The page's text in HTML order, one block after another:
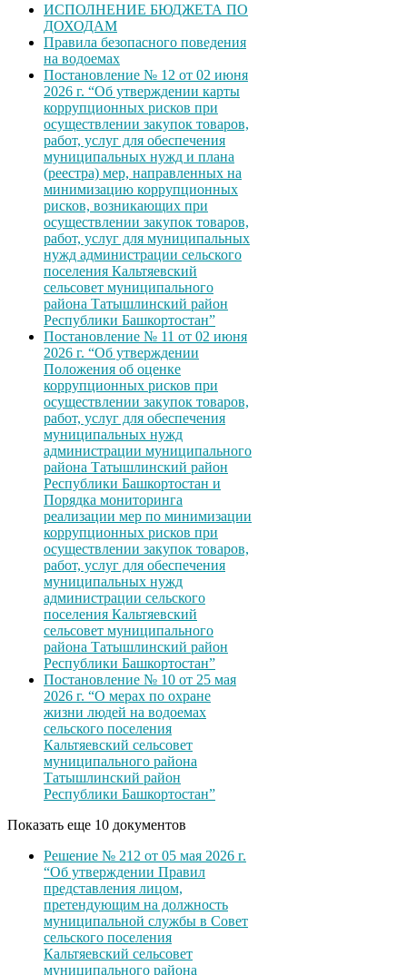
ИСПОЛНЕНИЕ БЮДЖЕТА ПО
ДОХОДАМ
Правила безопасного поведения
на водоемах
Постановление № 12 от 02 июня
2026 г. “Об утверждении карты
коррупционных рисков при
осуществлении закупок товаров,
работ, услуг для обеспечения
муниципальных нужд и плана
(реестра) мер, направленных на
минимизацию коррупционных
рисков, возникающих при
осуществлении закупок товаров,
работ, услуг для муниципальных
нужд администрации сельского
поселения Кальтяевский
сельсовет муниципального
района Татышлинский район
Республики Башкортостан”
Постановление № 11 от 02 июня
2026 г. “Об утверждении
Положения об оценке
коррупционных рисков при
осуществлении закупок товаров,
работ, услуг для обеспечения
муниципальных нужд
администрации муниципального
района Татышлинский район
Республики Башкортостан и
Порядка мониторинга
реализации мер по минимизации
коррупционных рисков при
осуществлении закупок товаров,
работ, услуг для обеспечения
муниципальных нужд
администрации сельского
поселения Кальтяевский
сельсовет муниципального
района Татышлинский район
Республики Башкортостан”
Постановление № 10 от 25 мая
2026 г. “О мерах по охране
жизни людей на водоемах
сельского поселения
Кальтяевский сельсовет
муниципального района
Татышлинский район
Республики Башкортостан”
Показать еще 10 документов
Решение № 212 от 05 мая 2026 г.
“Об утверждении Правил
представления лицом,
претендующим на должность
муниципальной службы в Совет
сельского поселения
Кальтяевский сельсовет
муниципального района